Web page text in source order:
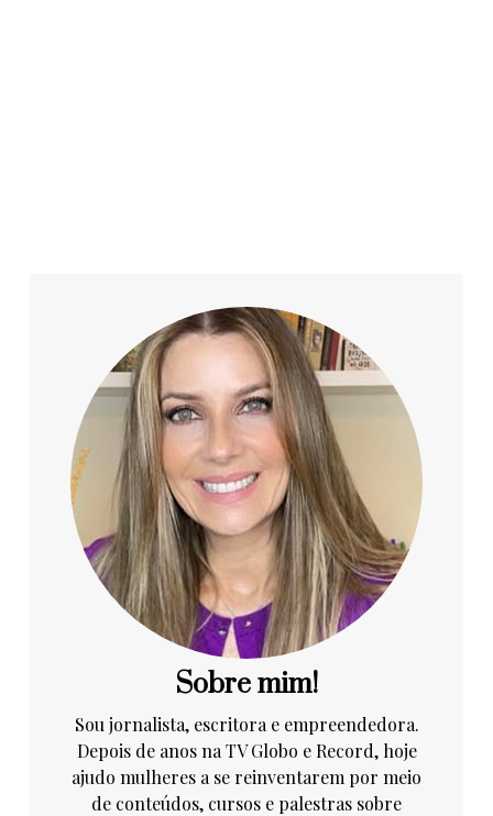
Sobre mim!
Sou jornalista, escritora e empreendedora.
Depois de anos na TV Globo e Record, hoje
ajudo mulheres a se reinventarem por meio
de conteúdos, cursos e palestras sobre